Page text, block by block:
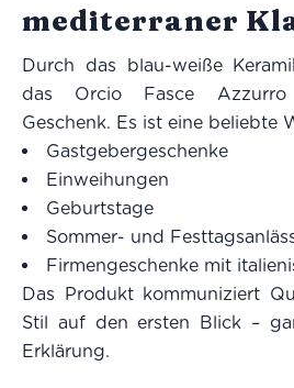
mediterraner
Durch das blau-weiße
das Orcio Fasce Azzurro
Geschenk. Es ist eine beliebte
Gastgebergeschenke
Einweihungen
Geburtstage
Sommer- und
Firmengeschenke mit
Das Produkt kommuniziert
Stil auf den ersten Blick –
Erklärung.